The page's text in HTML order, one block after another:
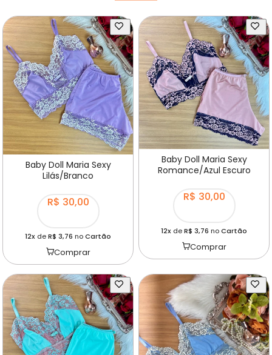
Baby Doll Maria Sexy
Lilás/Branco
R$ 30,00
12x deR$ 3,76 noCartão
Comprar
Baby Doll Maria Sexy
Romance/Azul Escuro
R$ 30,00
12x deR$ 3,76 noCartão
Comprar